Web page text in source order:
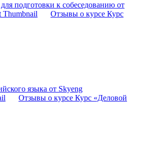
подготовки к собеседованию от
Отзывы о курсе Курс
языка от Skyeng
Отзывы о курсе Курс «Деловой